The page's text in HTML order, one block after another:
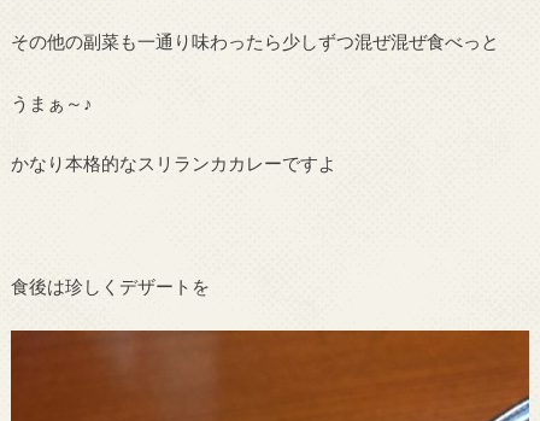
その他の副菜も一通り味わったら少しずつ混ぜ混ぜ食べっと
うまぁ～♪
かなり本格的なスリランカカレーですよ
食後は珍しくデザートを